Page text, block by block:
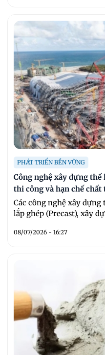
PHÁT TRIỂN BỀN VỮNG
Công nghệ xây dựng
thi công và hạn chế
Các công nghệ xây
lắp ghép (Precast), xây
08/07/2026 - 16:27